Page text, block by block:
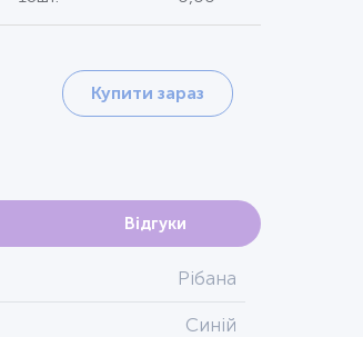
Купити зараз
Відгуки
Рібана
Синій